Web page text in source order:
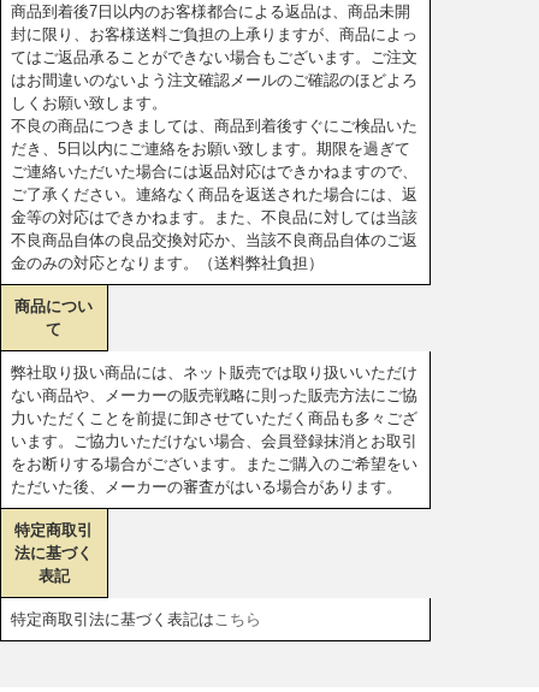
商品到着後7日以内のお客様都合による返品は、商品未開
封に限り、お客様送料ご負担の上承りますが、商品によっ
てはご返品承ることができない場合もございます。ご注文
はお間違いのないよう注文確認メールのご確認のほどよろ
しくお願い致します。
不良の商品につきましては、商品到着後すぐにご検品いた
だき、5日以内にご連絡をお願い致します。期限を過ぎて
ご連絡いただいた場合には返品対応はできかねますので、
ご了承ください。連絡なく商品を返送された場合には、返
金等の対応はできかねます。また、不良品に対しては当該
不良商品自体の良品交換対応か、当該不良商品自体のご返
金のみの対応となります。（送料弊社負担）
商品につい
て
弊社取り扱い商品には、ネット販売では取り扱いいただけ
ない商品や、メーカーの販売戦略に則った販売方法にご協
力いただくことを前提に卸させていただく商品も多々ござ
います。ご協力いただけない場合、会員登録抹消とお取引
をお断りする場合がございます。またご購入のご希望をい
ただいた後、メーカーの審査がはいる場合があります。
特定商取引
法に基づく
表記
特定商取引法に基づく表記は こちら